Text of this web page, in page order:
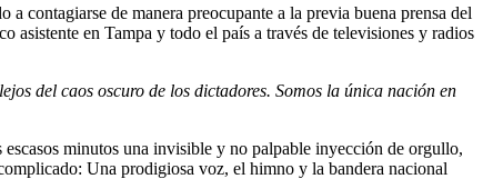
contagiarse de manera preocupante a la previa buena prensa del
en Tampa y todo el país a través de televisiones y radios
del caos oscuro de los dictadores. Somos la única nación en
minutos una invisible y no palpable inyección de orgullo,
Una prodigiosa voz, el himno y la bandera nacional